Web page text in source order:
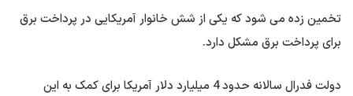
تخمین زده می شود که یکی از شش خانوار آمریکایی در پرداخت برق
برای پرداخت برق مشکل دارد.
دولت فدرال سالانه حدود 4 میلیارد دلار آمریکا برای کمک به این